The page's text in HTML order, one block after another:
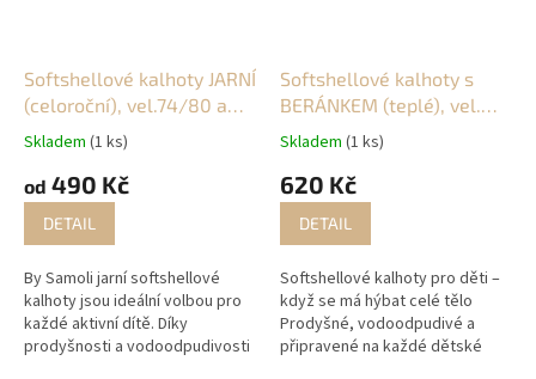
Softshellové kalhoty JARNÍ
(celoroční), vel.74/80 a
80/86
Skladem (1 ks)
od 490 Kč
DETAIL
By Samoli jarní softshellové
kalhoty jsou ideální volbou pro
každé aktivní dítě. Díky
prodyšnosti a vodoodpudivosti
Softshellové kalhoty s
BERÁNKEM (teplé), vel.
74-158
Skladem (1 ks)
620 Kč
DETAIL
Softshellové kalhoty pro děti –
když se má hýbat celé tělo
Prodyšné, vodoodpudivé a
připravené na každé dětské